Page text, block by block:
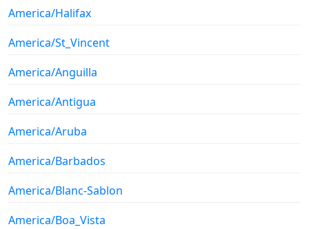
America/Halifax
America/St_Vincent
America/Anguilla
America/Antigua
America/Aruba
America/Barbados
America/Blanc-Sablon
America/Boa_Vista